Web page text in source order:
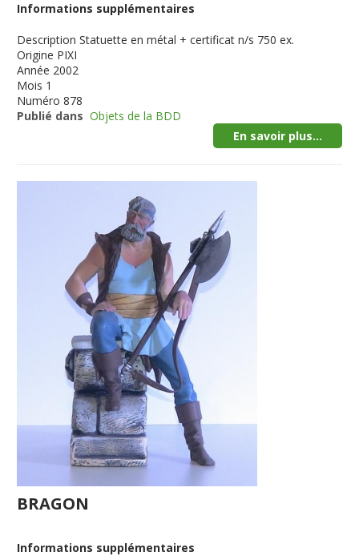
Informations supplémentaires
Description Statuette en métal + certificat n/s 750 ex.
Origine PIXI
Année 2002
Mois 1
Numéro 878
Publié dans Objets de la BDD
En savoir plus...
BRAGON
Informations supplémentaires